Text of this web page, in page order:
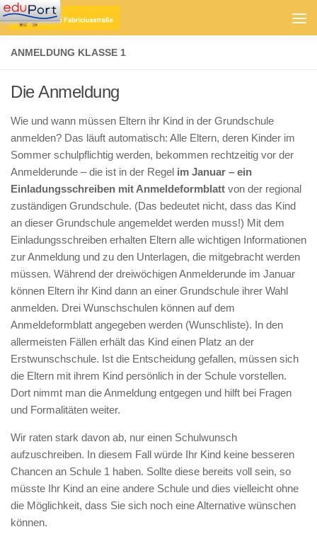
Zum Inhalt springen
ANMELDUNG KLASSE 1
Die Anmeldung
Wie und wann müssen Eltern ihr Kind in der Grundschule
anmelden? Das läuft automatisch: Alle Eltern, deren Kinder im
Sommer schulpflichtig werden, bekommen rechtzeitig vor der
Anmelderunde – die ist in der Regel im Januar – ein
Einladungsschreiben mit Anmeldeformblatt von der regional
zuständigen Grundschule. (Das bedeutet nicht, dass das Kind
an dieser Grundschule angemeldet werden muss!) Mit dem
Einladungsschreiben erhalten Eltern alle wichtigen Informationen
zur Anmeldung und zu den Unterlagen, die mitgebracht werden
müssen. Während der dreiwöchigen Anmelderunde im Januar
können Eltern ihr Kind dann an einer Grundschule ihrer Wahl
anmelden. Drei Wunschschulen können auf dem
Anmeldeformblatt angegeben werden (Wunschliste). In den
allermeisten Fällen erhält das Kind einen Platz an der
Erstwunschschule. Ist die Entscheidung gefallen, müssen sich
die Eltern mit ihrem Kind persönlich in der Schule vorstellen.
Dort nimmt man die Anmeldung entgegen und hilft bei Fragen
und Formalitäten weiter.
Wir raten stark davon ab, nur einen Schulwunsch
aufzuschreiben. In diesem Fall würde Ihr Kind keine besseren
Chancen an Schule 1 haben. Sollte diese bereits voll sein, so
müsste Ihr Kind an eine andere Schule und dies vielleicht ohne
die Möglichkeit, dass Sie sich noch eine Alternative wünschen
können.